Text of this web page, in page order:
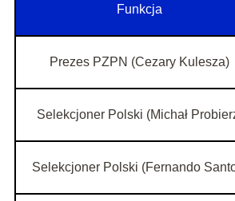
Funkcja
Prezes PZPN (Cezary Kulesza)
Selekcjoner Polski (Michał
Selekcjoner Polski (Fernando